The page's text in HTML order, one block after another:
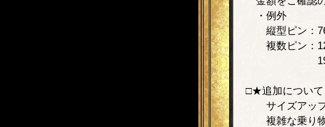
・例外
縦型ピン：
複数ピン：
□★追加について
サイズアッ
複雑な乗り物